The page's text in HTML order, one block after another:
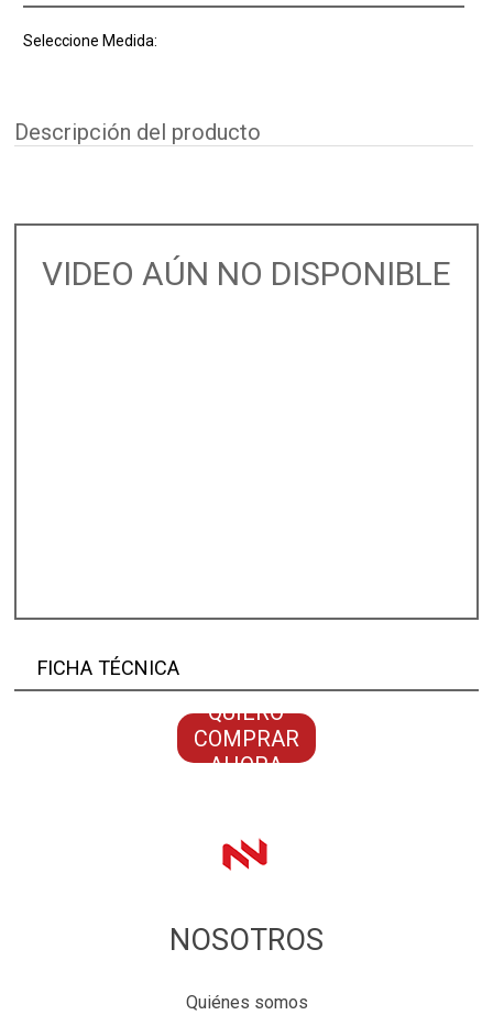
Seleccione Medida:
Descripción del producto
VIDEO AÚN NO DISPONIBLE
FICHA TÉCNICA
QUIERO
COMPRAR
AHORA
NOSOTROS
Quiénes somos